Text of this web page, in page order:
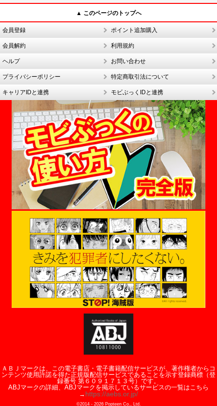
▲ このページのトップへ
会員登録 ポイント追加購入
会員解約 利用規約
ヘルプ お問い合わせ
プライバシーポリシー 特定商取引法について
キャリアIDと連携 モビぶっくIDと連携
ＡＢＪマークは、この電子書店・電子書籍配信サービスが、著作権者からコ
ンテンツ使用許諾を得た正規版配信サービスであることを示す登録商標（登
録番号 第６０９１７１３号）です。
ABJマークの詳細、ABJマークを掲示しているサービスの一覧はこちら
→ https://aebs.or.jp/
©2014 - 2026Popteen Co., Ltd.